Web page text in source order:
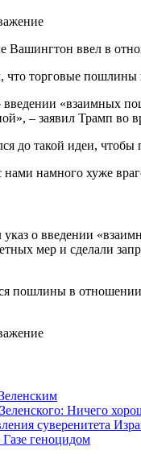
Вашингтон ввел в
торговые
«взаимных
– заявил Трамп
до такой идеи,
намного хуже
о введении
мер и сделали
пошлины в отношении
Ничего
суверенитета
геноцидом